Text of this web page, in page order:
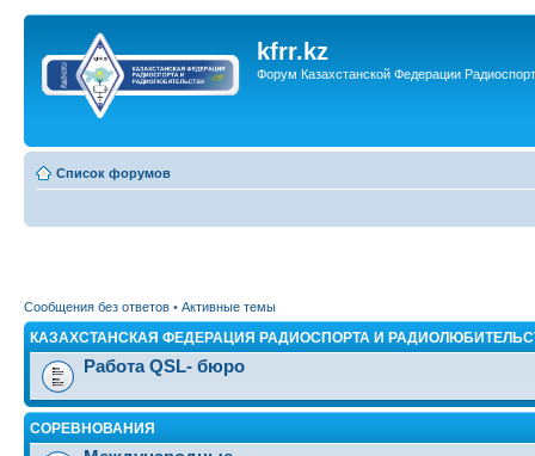
kfrr.kz
Форум Казахстанской Федерации
Список форумов
Сообщения без ответов • Активные темы
КАЗАХСТАНСКАЯ ФЕДЕРАЦИЯ РАДИОСПОРТА И
Работа QSL- бюро
СОРЕВНОВАНИЯ